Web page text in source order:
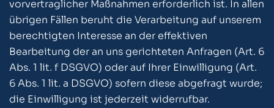
vorvertraglicher Maßnahmen erforderlich ist. In allen
übrigen Fällen beruht die Verarbeitung auf unserem
berechtigten Interesse an der effektiven
Bearbeitung der an uns gerichteten Anfragen (Art. 6
Abs. 1 lit. f DSGVO) oder auf Ihrer Einwilligung (Art.
6 Abs. 1 lit. a DSGVO) sofern diese abgefragt wurde;
die Einwilligung ist jederzeit widerrufbar.